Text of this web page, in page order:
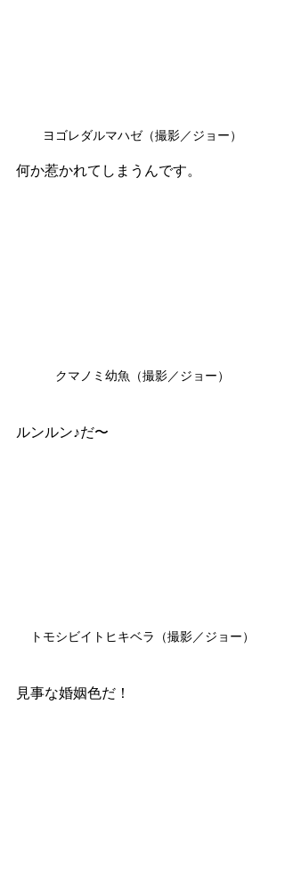
ヨゴレダルマハゼ（撮影／ジョー）
何か惹かれてしまうんです。
クマノミ幼魚（撮影／ジョー）
ルンルン♪だ〜
トモシビイトヒキベラ（撮影／ジョー）
見事な婚姻色だ！